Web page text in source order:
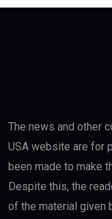
The news and other
USA website are for
been made to make
Despite this, the
of the material given